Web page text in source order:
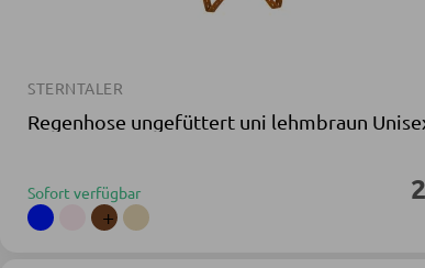
STERNTALER
Regenhose ungefüttert uni lehmbraun
Sofort verfügbar
+